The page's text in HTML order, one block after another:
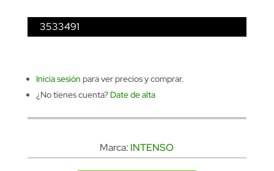
3533491
Inicia sesión para ver precios y comprar.
¿No tienes cuenta? Date de alta
Marca: INTENSO